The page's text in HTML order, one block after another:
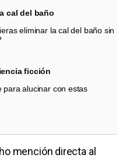
cal del baño
eliminar la cal del baño sin
ficción
para alucinar con estas
mención directa al